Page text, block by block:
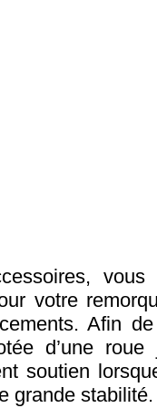
votre
Afin
d’une
soutien
grande stabilité.